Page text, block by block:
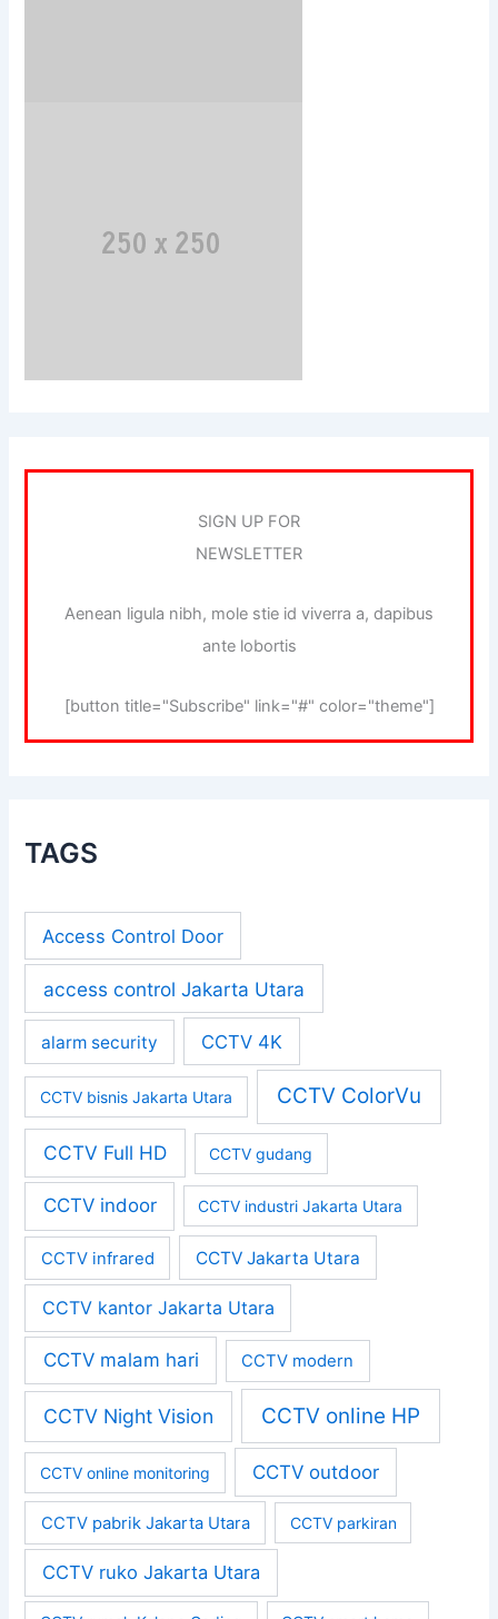
SIGN UP FOR
NEWSLETTER
Aenean ligula nibh, mole stie id viverra a, dapibus
ante lobortis
[button title="Subscribe" link="#" color="theme"]
TAGS
Access Control Door
access control Jakarta Utara
alarm security CCTV 4K
CCTV bisnis Jakarta Utara CCTV ColorVu
CCTV Full HD CCTV gudang
CCTV indoor CCTV industri Jakarta Utara
CCTV infrared CCTV Jakarta Utara
CCTV kantor Jakarta Utara
CCTV malam hari CCTV modern
CCTV Night Vision CCTV online HP
CCTV online monitoring CCTV outdoor
CCTV pabrik Jakarta Utara CCTV parkiran
CCTV ruko Jakarta Utara